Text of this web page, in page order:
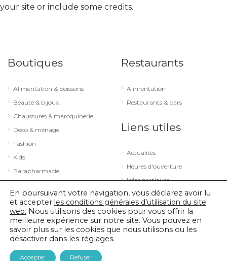
your site or include some credits.
Boutiques
Alimentation & boissons
Beauté & bijoux
Chaussures & maroquinerie
Déco & ménage
Fashion
Kids
Parapharmacie
Sport & loisirs
Technologie & optique
Restaurants
Alimentation
Restaurants & bars
Liens utiles
Actualités
Heures d'ouverture
Infos pratiques
© 2026 City Concorde |Mentions légales
En poursuivant votre navigation, vous déclarez avoir lu
et accepter les conditions générales d’utilisation du site
web. Nous utilisons des cookies pour vous offrir la
meilleure expérience sur notre site. Vous pouvez en
savoir plus sur les cookies que nous utilisons ou les
désactiver dans les réglages.
Accepter Refuser